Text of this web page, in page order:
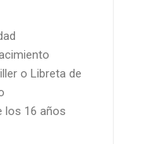
o Libreta de
los 16 años